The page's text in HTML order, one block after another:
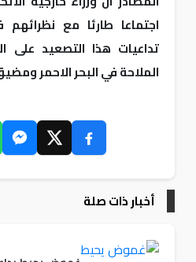
اجتماعا طارئا مع
تداعيات هذا التصعيد على
الملاحة في البحر الاحمر
أخبار ذات صلة